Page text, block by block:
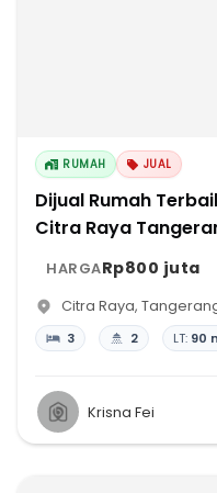
RUMAH JUAL
Dijual Rumah
Citra Raya
HARGARp800 juta
Citra Raya,
3 2 LT: 90
Krisna Fei